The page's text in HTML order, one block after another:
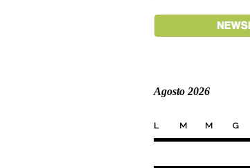
Agosto 2026
L M M G